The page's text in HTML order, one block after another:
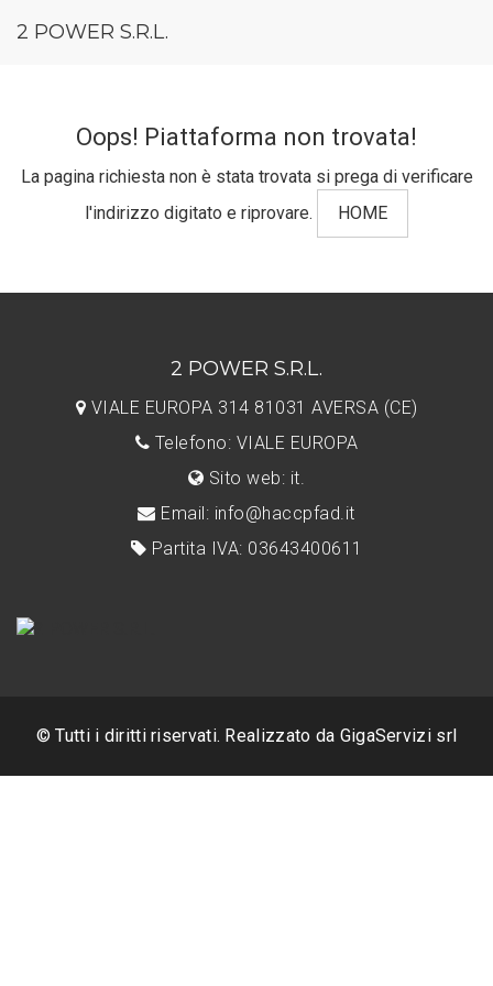
2 POWER S.R.L.
Oops! Piattaforma non trovata!
La pagina richiesta non è stata trovata si prega di verificare
l'indirizzo digitato e riprovare.
HOME
2 POWER S.R.L.
VIALE EUROPA 314 81031 AVERSA (CE)
Telefono: VIALE EUROPA
Sito web: it.
Email: info@haccpfad.it
Partita IVA: 03643400611
© Tutti i diritti riservati. Realizzato da GigaServizi srl